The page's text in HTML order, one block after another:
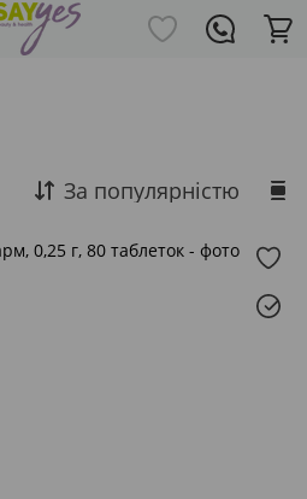
За популярністю